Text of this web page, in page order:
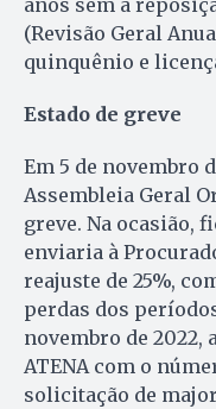
(Revisão Geral
quinquênio e
Estado de greve
Em 5 de novembro
Assembleia Geral
greve. Na ocasião,
enviaria à
reajuste de 25%,
perdas dos
novembro de 2022,
ATENA com o
solicitação de